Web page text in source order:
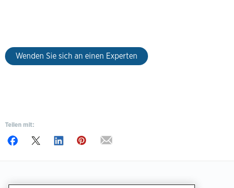
Wenden Sie sich an einen Experten
Teilen mit: